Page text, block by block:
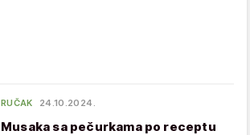
RUČAK 24.10.2024.
Musaka sa pečurkama po receptu